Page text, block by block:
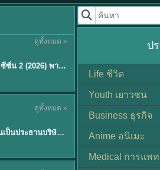
ดูทั้งหมด »
Flex X Cop 2 คุณชายสายสืบ ซีซั่น 2 (2026) พากย์ไทย ซับไทย EP.1-14
ดูทั้งหมด »
My Bias, My Boss เมื่อเมนฉันเป็นประธานบริษัท (2026) พากย์ไทย ซับไทย EP.1-12
ป
Life ชีวิต
Youth เยาวชน
Business ธุรกิจ
Anime อนิเมะ
Medical การแพ